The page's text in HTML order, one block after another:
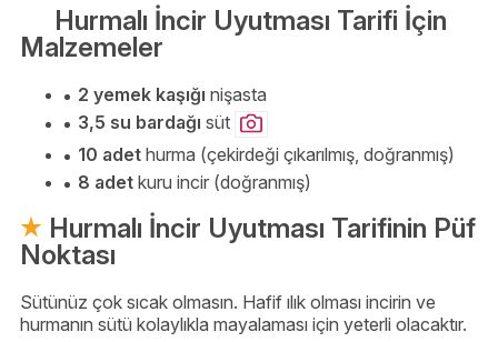
Hurmalı İncir Uyutması Tarifi İçin
Malzemeler
2 yemek kaşığı nişasta
3,5 su bardağı süt
10 adet hurma (çekirdeği çıkarılmış, doğranmış)
8 adet kuru incir (doğranmış)
Hurmalı İncir Uyutması Tarifinin Püf
Noktası
Sütünüz çok sıcak olmasın. Hafif ılık olması incirin ve
hurmanın sütü kolaylıkla mayalaması için yeterli olacaktır.